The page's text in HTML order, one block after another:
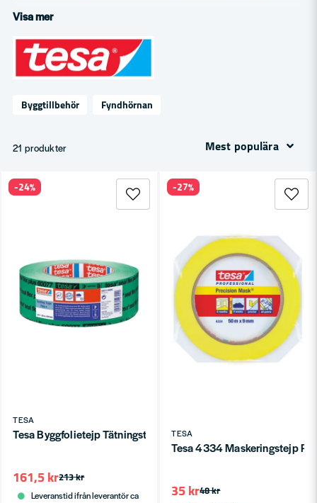
Visa mer
Byggtillbehör Fyndhörnan
21 produkter Mest populära
TESA
Tesa Byggfolietejp Tätningstejp Sealflex+ 50mm 25m
213 kr
161,5 kr
Leveranstid ifrån leverantör ca
-24%
TESA
Tesa 4334 Maskeringstejp
48 kr
35 kr
-27%